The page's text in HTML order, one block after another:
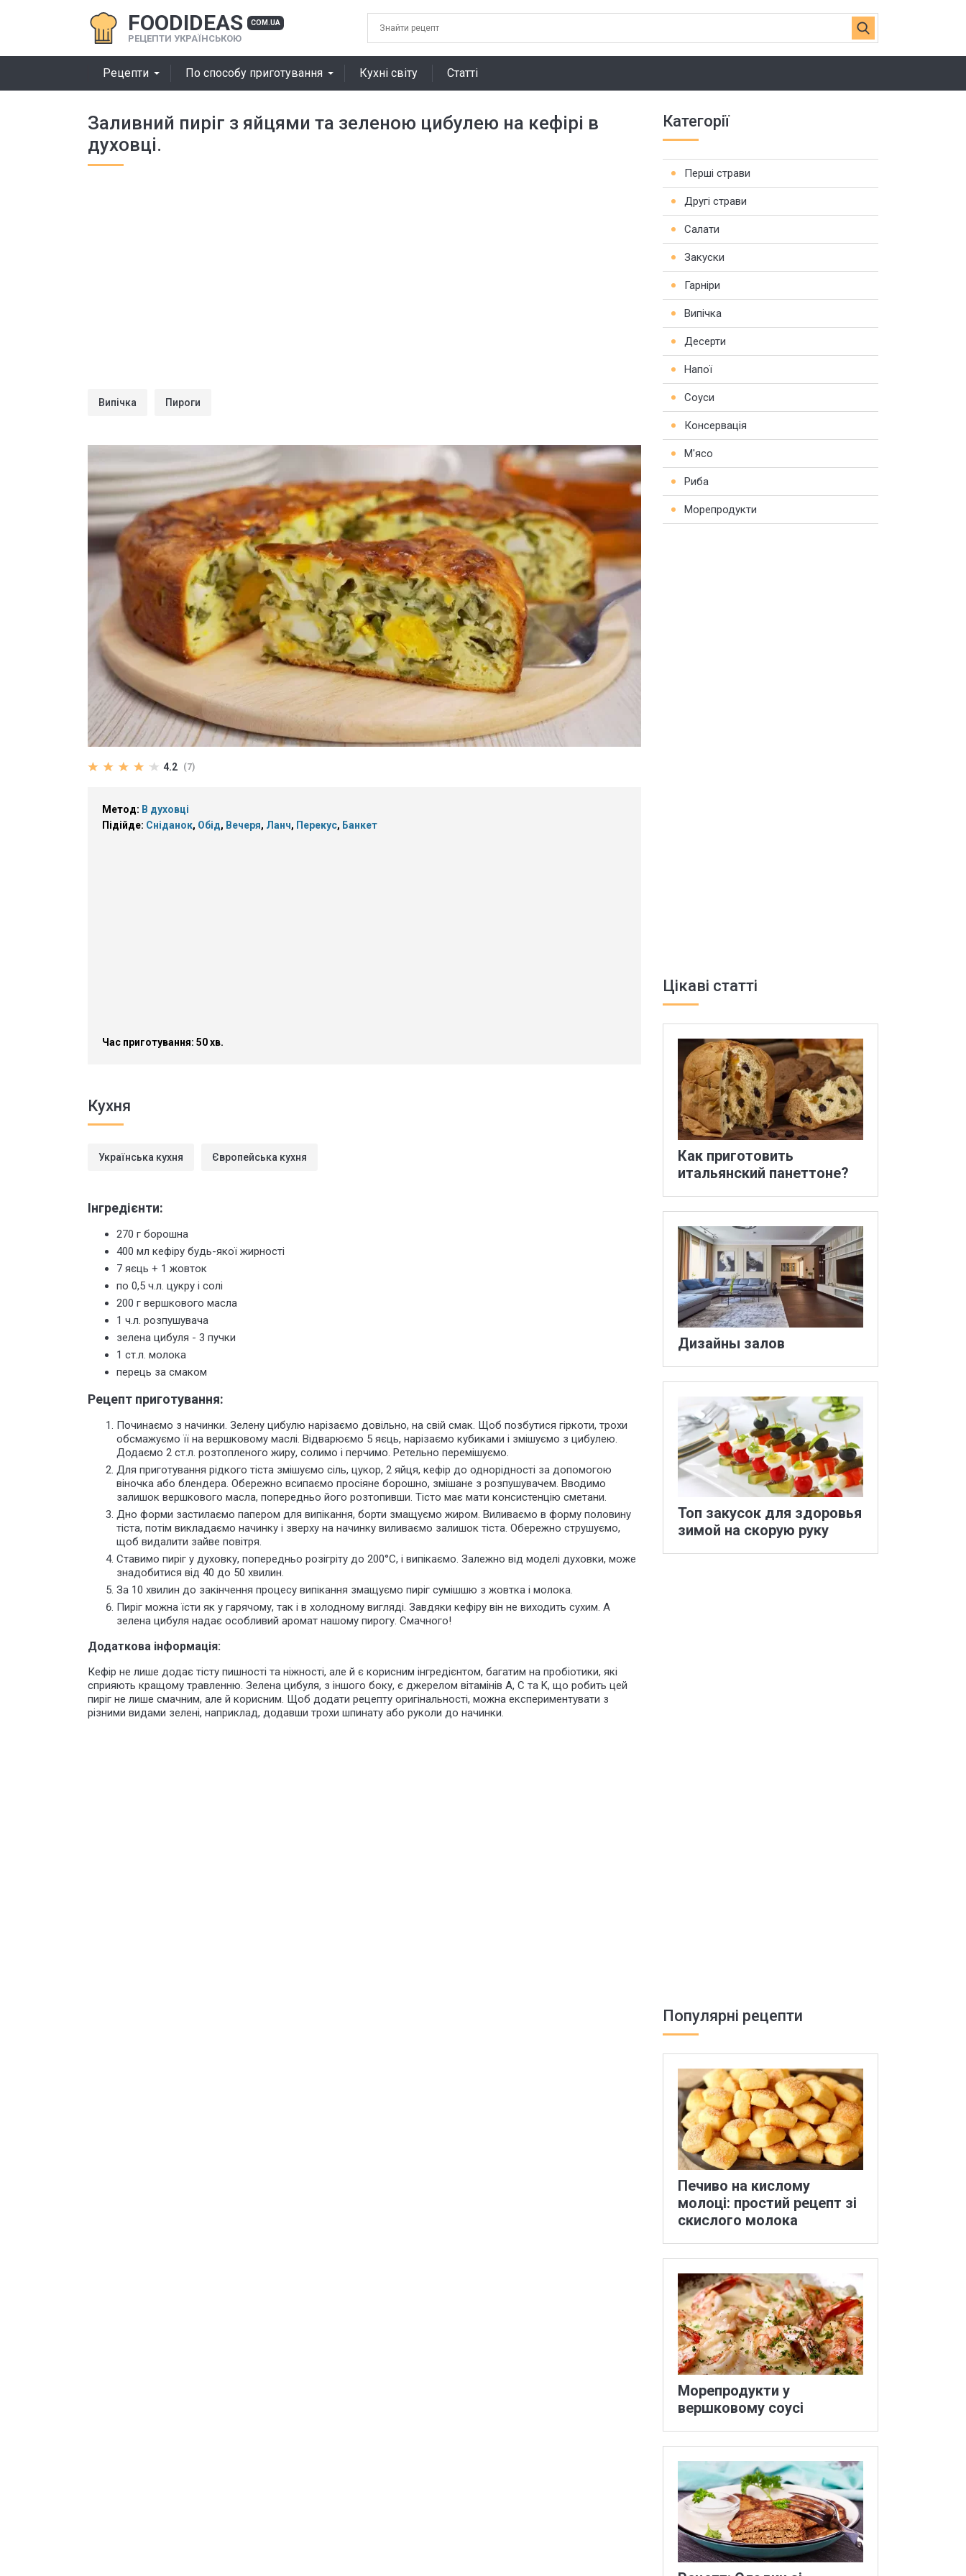
FOODIDEAS COM.UA
РЕЦЕПТИ УКРАЇНСЬКОЮ
Рецепти По способу приготування Кухні світу Статті
Заливний пиріг з яйцями та зеленою цибулею на кефірі в
духовці.
Випічка Пироги
4.2 (7)
Метод: В духовці
Підійде: Сніданок, Обід, Вечеря, Ланч, Перекус, Банкет
Час приготування: 50 хв.
Кухня
Українська кухня Європейська кухня
Інгредієнти:
270 г борошна
400 мл кефіру будь-якої жирності
7 яєць + 1 жовток
по 0,5 ч.л. цукру і солі
200 г вершкового масла
1 ч.л. розпушувача
зелена цибуля - 3 пучки
1 ст.л. молока
перець за смаком
Рецепт приготування:
Починаємо з начинки. Зелену цибулю нарізаємо довільно, на свій смак. Щоб позбутися гіркоти, трохи
обсмажуємо її на вершковому маслі. Відварюємо 5 яєць, нарізаємо кубиками і змішуємо з цибулею.
Додаємо 2 ст.л. розтопленого жиру, солимо і перчимо. Ретельно перемішуємо.
Для приготування рідкого тіста змішуємо сіль, цукор, 2 яйця, кефір до однорідності за допомогою
віночка або блендера. Обережно всипаємо просіяне борошно, змішане з розпушувачем. Вводимо
залишок вершкового масла, попередньо його розтопивши. Тісто має мати консистенцію сметани.
Дно форми застилаємо папером для випікання, борти змащуємо жиром. Виливаємо в форму половину
тіста, потім викладаємо начинку і зверху на начинку виливаємо залишок тіста. Обережно струшуємо,
щоб видалити зайве повітря.
Ставимо пиріг у духовку, попередньо розігріту до 200°С, і випікаємо. Залежно від моделі духовки, може
знадобитися від 40 до 50 хвилин.
За 10 хвилин до закінчення процесу випікання змащуємо пиріг сумішшю з жовтка і молока.
Пиріг можна їсти як у гарячому, так і в холодному вигляді. Завдяки кефіру він не виходить сухим. А
зелена цибуля надає особливий аромат нашому пирогу. Смачного!
Додаткова інформація:
Кефір не лише додає тісту пишності та ніжності, але й є корисним інгредієнтом, багатим на пробіотики, які
сприяють кращому травленню. Зелена цибуля, з іншого боку, є джерелом вітамінів A, C та K, що робить цей
пиріг не лише смачним, але й корисним. Щоб додати рецепту оригінальності, можна експериментувати з
різними видами зелені, наприклад, додавши трохи шпинату або руколи до начинки.
Категорії
Перші страви
Другі страви
Салати
Закуски
Гарніри
Випічка
Десерти
Напої
Соуси
Консервація
М'ясо
Риба
Морепродукти
Цікаві статті
Как приготовить
итальянский панеттоне?
Дизайны залов
Топ закусок для здоровья
зимой на скорую руку
Популярні рецепти
Печиво на кислому
молоці: простий рецепт зі
скислого молока
Морепродукти у
вершковому соусі